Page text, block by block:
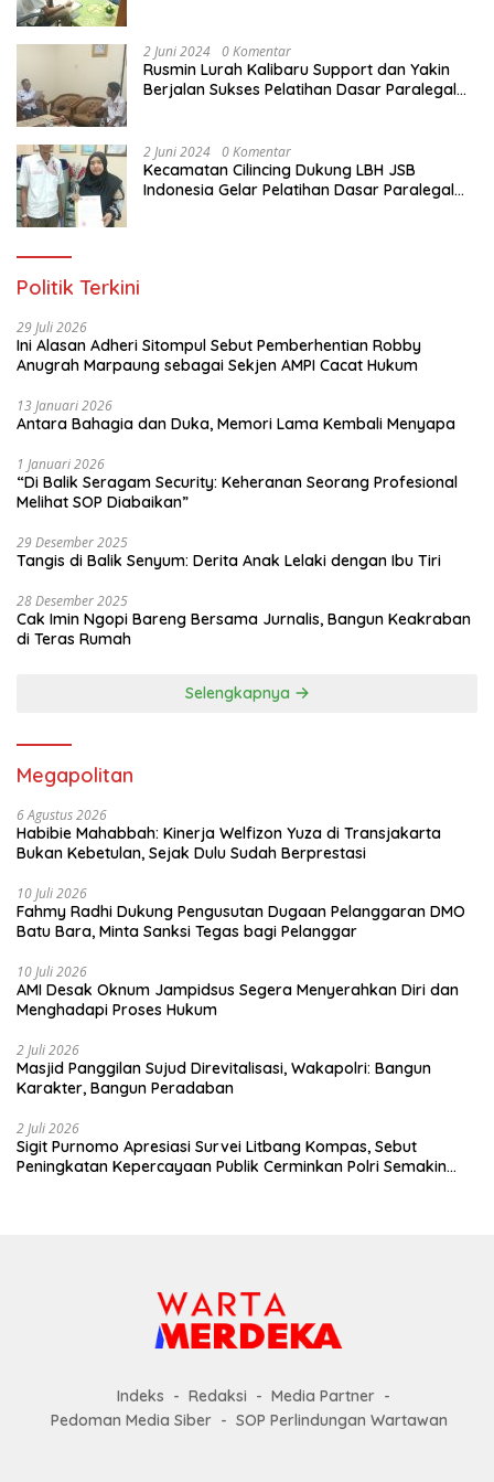
2 Juni 2024 0 Komentar
Rusmin Lurah Kalibaru Support dan Yakin
Berjalan Sukses Pelatihan Dasar Paralegal
2 Juni 2024 0 Komentar
Kecamatan Cilincing Dukung LBH JSB
Indonesia Gelar Pelatihan Dasar Paralegal
Politik Terkini
29 Juli 2026
Ini Alasan Adheri Sitompul Sebut Pemberhentian Robby
Anugrah Marpaung sebagai Sekjen AMPI Cacat Hukum
13 Januari 2026
Antara Bahagia dan Duka, Memori Lama Kembali Menyapa
1 Januari 2026
“Di Balik Seragam Security: Keheranan Seorang Profesional
Melihat SOP Diabaikan”
29 Desember 2025
Tangis di Balik Senyum: Derita Anak Lelaki dengan Ibu Tiri
28 Desember 2025
Cak Imin Ngopi Bareng Bersama Jurnalis, Bangun Keakraban
di Teras Rumah
Selengkapnya
Megapolitan
6 Agustus 2026
Habibie Mahabbah: Kinerja Welfizon Yuza di Transjakarta
Bukan Kebetulan, Sejak Dulu Sudah Berprestasi
10 Juli 2026
Fahmy Radhi Dukung Pengusutan Dugaan Pelanggaran DMO
Batu Bara, Minta Sanksi Tegas bagi Pelanggar
10 Juli 2026
AMI Desak Oknum Jampidsus Segera Menyerahkan Diri dan
Menghadapi Proses Hukum
2 Juli 2026
Masjid Panggilan Sujud Direvitalisasi, Wakapolri: Bangun
Karakter, Bangun Peradaban
2 Juli 2026
Sigit Purnomo Apresiasi Survei Litbang Kompas, Sebut
Peningkatan Kepercayaan Publik Cerminkan Polri Semakin
Indeks Redaksi
Media Partner
Pedoman Media Siber
SOP Perlindungan Wartawan